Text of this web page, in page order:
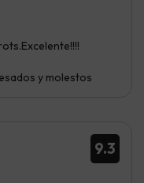
y molestos
9.3